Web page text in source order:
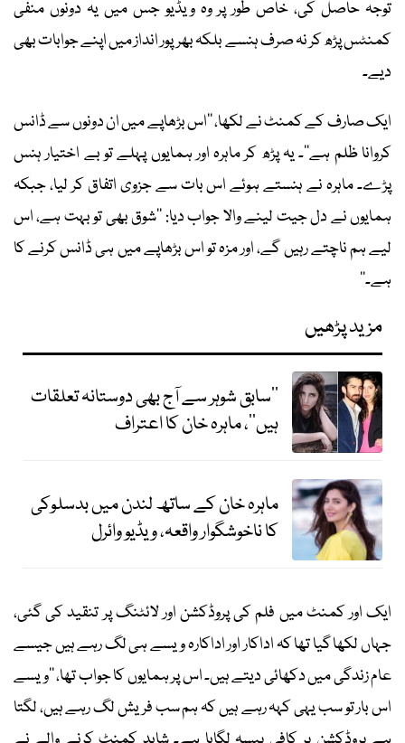
توجہ حاصل کی، خاص طور پر وہ ویڈیو جس میں یہ دونوں منفی
کمنٹس پڑھ کر نہ صرف ہنسے بلکہ بھرپور انداز میں اپنے جوابات بھی
دیے۔
ایک صارف کے کمنٹ نے لکھا، ’’اس بڑھاپے میں ان دونوں سے ڈانس
کروانا ظلم ہے‘‘۔ یہ پڑھ کر ماہرہ اور ہمایوں پہلے تو بے اختیار ہنس
پڑے۔ ماہرہ نے ہنستے ہوئے اس بات سے جزوی اتفاق کر لیا، جبکہ
ہمایوں نے دل جیت لینے والا جواب دیا: ’’شوق بھی تو بہت ہے، اس
لیے ہم ناچتے رہیں گے، اور مزہ تو اس بڑھاپے میں ہی ڈانس کرنے کا
ہے۔‘‘
مزید پڑھیں
’’سابق شوہر سے آج بھی دوستانہ تعلقات
ہیں‘‘، ماہرہ خان کا اعتراف
ماہرہ خان کے ساتھ لندن میں بدسلوکی
کا ناخوشگوار واقعہ، ویڈیو وائرل
ایک اور کمنٹ میں فلم کی پروڈکشن اور لائٹنگ پر تنقید کی گئی،
جہاں لکھا گیا تھا کہ اداکار اور اداکارہ ویسے ہی لگ رہے ہیں جیسے
عام زندگی میں دکھائی دیتے ہیں۔ اس پر ہمایوں کا جواب تھا، ’’ویسے
اس بار تو سب یہی کہہ رہے ہیں کہ ہم سب فریش لگ رہے ہیں، لگتا